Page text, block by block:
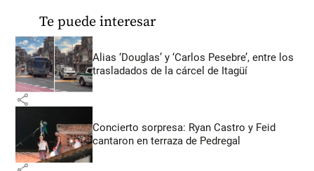
Te puede interesar
Alias ‘Douglas’ y ‘Carlos Pesebre’, entre los
trasladados de la cárcel de Itagüí
share
Concierto sorpresa: Ryan Castro y Feid
cantaron en terraza de Pedregal